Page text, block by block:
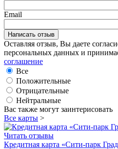
Email
Оставляя отзыв, Вы даете
персональных данных и
соглашение
Все
Положительные
Отрицательные
Нейтральные
Вас также могут заинтерисовать
Все карты >
Читать отзывы
Кредитная карта «Сити-парк